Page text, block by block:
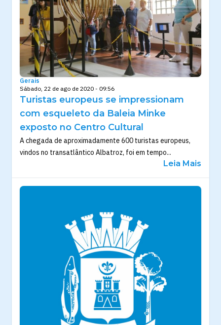
Gerais
Sábado, 22 de ago de 2020 - 09:56
Turistas europeus se impressionam
com esqueleto da Baleia Minke
exposto no Centro Cultural
A chegada de aproximadamente 600 turistas europeus,
vindos no transatlântico Albatroz, foi em tempo...
Leia Mais